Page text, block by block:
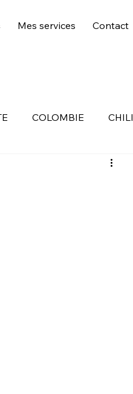
Mes services Contact
COLOMBIE CHILI